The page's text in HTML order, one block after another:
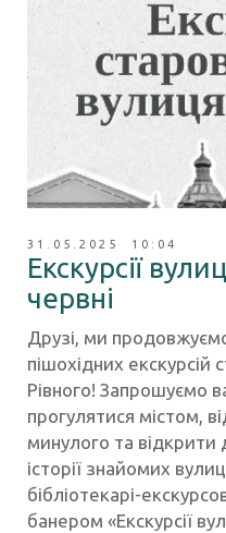
31.05.2025 10:04
Екскурсії
червні
Друзі, ми
пішохідних
Рівного! Запрошуємо
прогулятися містом,
минулого та відкрити
історії знайомих
бібліотекарі-
банером «Екскурсії